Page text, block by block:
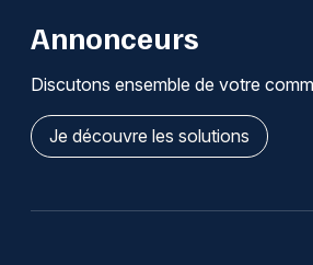
Annonceurs
Discutons ensemble de votre
Je découvre les solutions